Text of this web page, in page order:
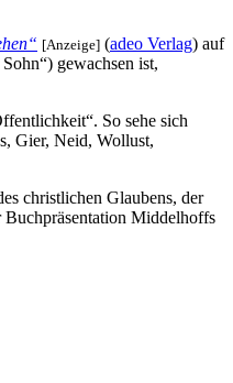
[Anzeige] (adeo Verlag) auf
gewachsen ist,
So sehe sich
Gier, Neid, Wollust,
christlichen Glaubens, der
Buchpräsentation Middelhoffs